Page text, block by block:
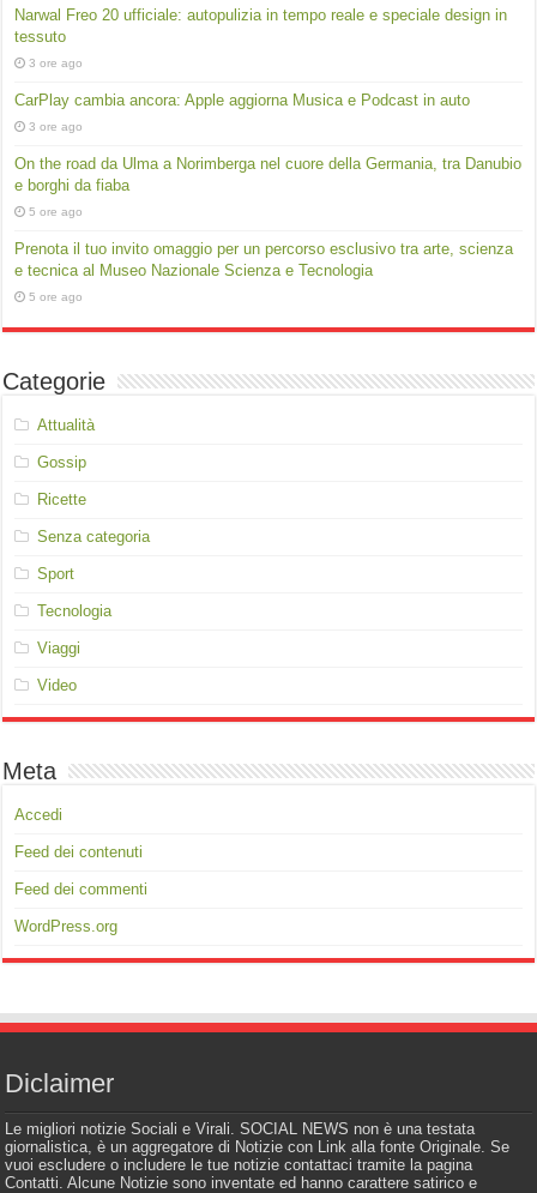
Narwal Freo 20 ufficiale: autopulizia in tempo reale e speciale design in
tessuto
3 ore ago
CarPlay cambia ancora: Apple aggiorna Musica e Podcast in auto
3 ore ago
On the road da Ulma a Norimberga nel cuore della Germania, tra Danubio
e borghi da fiaba
5 ore ago
Prenota il tuo invito omaggio per un percorso esclusivo tra arte, scienza
e tecnica al Museo Nazionale Scienza e Tecnologia
5 ore ago
Categorie
Attualità
Gossip
Ricette
Senza categoria
Sport
Tecnologia
Viaggi
Video
Meta
Accedi
Feed dei contenuti
Feed dei commenti
WordPress.org
Diclaimer
Le migliori notizie Sociali e Virali. SOCIAL NEWS non è una testata
giornalistica, è un aggregatore di Notizie con Link alla fonte Originale. Se
vuoi escludere o includere le tue notizie contattaci tramite la pagina
Contatti. Alcune Notizie sono inventate ed hanno carattere satirico e